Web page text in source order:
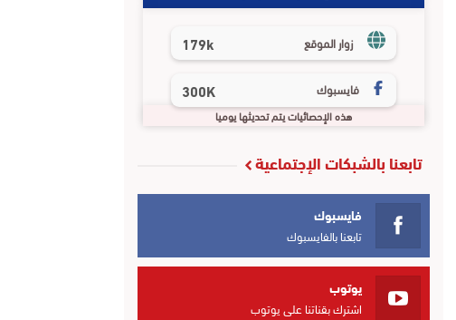
زوار الموقع 179k
فايسبوك 300K
هذه الإحصائيات يتم تحديثها يوميا
تابعنا بالشبكات الإجتماعية
فايسبوك
تابعنا بالفايسبوك
يوتوب
اشترك بقناتنا على يوتوب